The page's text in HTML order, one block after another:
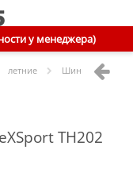
у менеджера)
летние Шины Triangle
TH202